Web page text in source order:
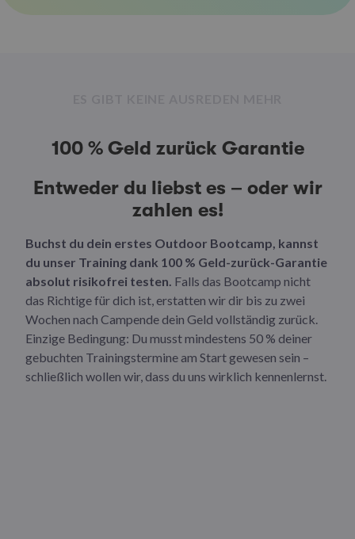
100 % Geld zurück Garantie
Entweder du liebst es – oder wir
zahlen es!
Buchst du dein erstes Outdoor Bootcamp, kannst
du unser Training dank 100 % Geld-zurück-Garantie
absolut risikofrei testen. Falls das Bootcamp nicht
das Richtige für dich ist, erstatten wir dir bis zu zwei
Wochen nach Campende dein Geld vollständig zurück.
Einzige Bedingung: Du musst mindestens 50 % deiner
gebuchten Trainingstermine am Start gewesen sein –
schließlich wollen wir, dass du uns wirklich kennenlernst.